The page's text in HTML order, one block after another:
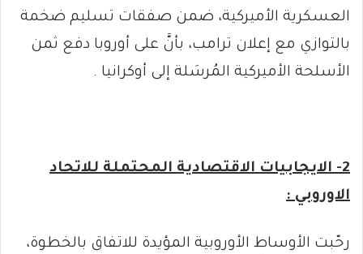
العسكرية الأميركية، ضمن صفقات تسليم ضخمة
بالتوازي مع إعلان ترامب، بأنَّ على أوروبا دفع ثمن
الأسلحة الأميركية المُرسَلة إلى أوكرانيا .
2- الايجابيات الاقتصادية المحتملة للاتحاد
الاوروبي :
رحّبت الأوساط الأوروبية المؤيدة للاتفاق بالخطوة،